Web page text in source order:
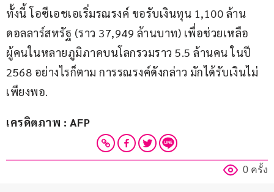
ทั้งนี้ โอซีเอชเอเริ่มรณรงค์ ขอรับเงินทุน 1,100 ล้าน
ดอลลาร์สหรัฐ (ราว 37,949 ล้านบาท) เพื่อช่วยเหลือ
ผู้คนในหลายภูมิภาคบนโลกรวมราว 5.5 ล้านคน ในปี
2568 อย่างไรก็ตาม การรณรงค์ดังกล่าว มักได้รับเงินไม่
เพียงพอ.
เครดิตภาพ : AFP
0 ครั้ง